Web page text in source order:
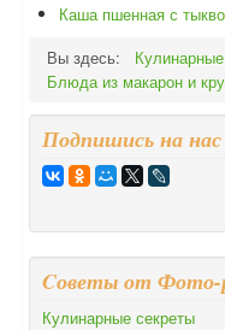
Каша пшенная с
Вы здесь:
Блюда из макарон и
Подпишись на
Cоветы от Фото-
Кулинарные секреты